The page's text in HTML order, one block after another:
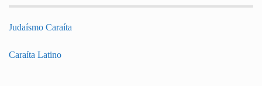
Judaísmo Caraíta
Caraíta Latino